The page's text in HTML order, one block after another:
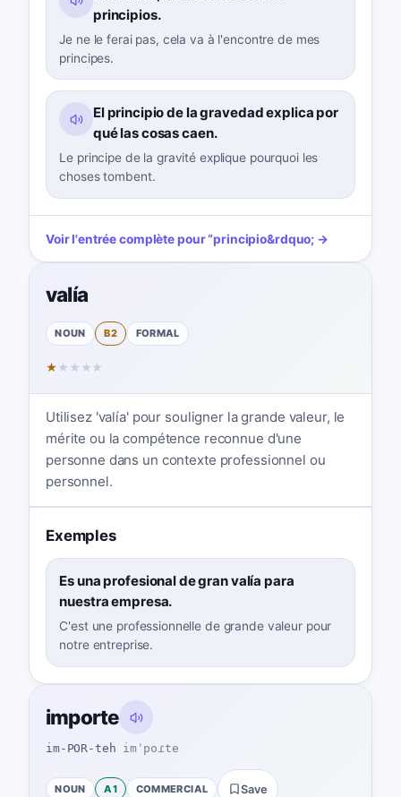
principios.
Je ne le ferai pas, cela va à l'encontre de mes
principes.
El principio de la gravedad explica por
qué las cosas caen.
Le principe de la gravité explique pourquoi les
choses tombent.
Voir l'entrée complète pour“principio&rdquo; →
valía
NOUN B2 FORMAL
★ ★ ★ ★ ★
Utilisez 'valía' pour souligner la grande valeur, le
mérite ou la compétence reconnue d'une
personne dans un contexte professionnel ou
personnel.
Exemples
Es una profesional de gran valía para
nuestra empresa.
C'est une professionnelle de grande valeur pour
notre entreprise.
importe
im-POR-teh imˈpoɾte
NOUN A1 COMMERCIAL Save